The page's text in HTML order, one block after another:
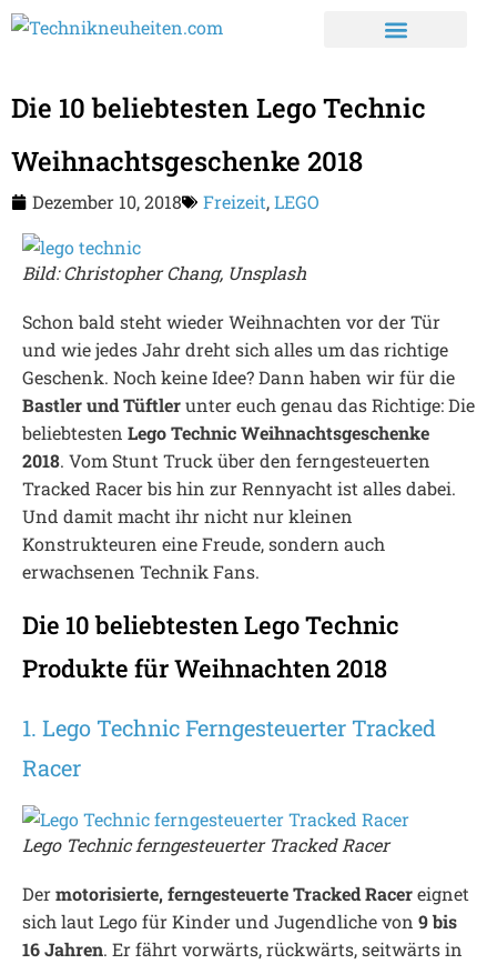
Die 10 beliebtesten Lego Technic
Weihnachtsgeschenke 2018
Dezember 10, 2018 Freizeit,LEGO
Bild: Christopher Chang, Unsplash
Schon bald steht wieder Weihnachten vor der Tür
und wie jedes Jahr dreht sich alles um das richtige
Geschenk. Noch keine Idee? Dann haben wir für die
Bastler und Tüftlerunter euch genau das Richtige: Die
beliebtesten Lego Technic Weihnachtsgeschenke
2018. Vom Stunt Truck über den ferngesteuerten
Tracked Racer bis hin zur Rennyacht ist alles dabei.
Und damit macht ihr nicht nur kleinen
Konstrukteuren eine Freude, sondern auch
erwachsenen Technik Fans.
Die 10 beliebtesten Lego Technic
Produkte für Weihnachten 2018
1. Lego Technic Ferngesteuerter Tracked
Racer
Lego Technic ferngesteuerter Tracked Racer
Dermotorisierte, ferngesteuerte Tracked Racereignet
sich laut Lego für Kinder und Jugendliche von 9 bis
16 Jahren. Er fährt vorwärts, rückwärts, seitwärts in